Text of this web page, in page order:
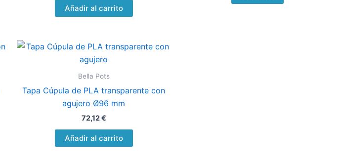
Añadir al carrito
Bella Pots
Tapa Cúpula de PLA transparente con
agujero Ø96 mm
72,12€
Añadir al carrito